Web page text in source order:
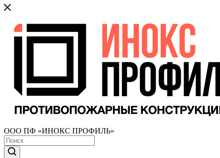
ООО ПФ «ИНОКС ПРОФИЛЬ»